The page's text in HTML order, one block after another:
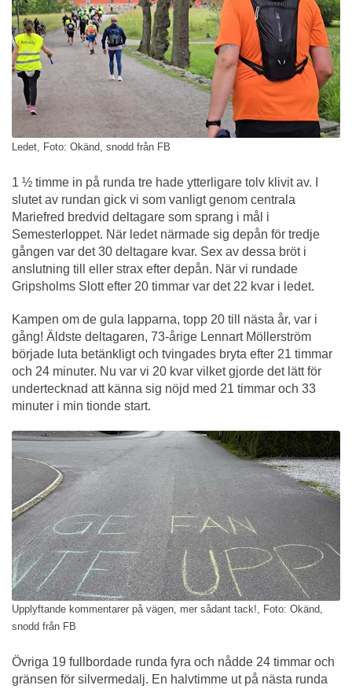
Ledet, Foto: Okänd, snodd från FB
1 ½ timme in på runda tre hade ytterligare tolv klivit av. I
slutet av rundan gick vi som vanligt genom centrala
Mariefred bredvid deltagare som sprang i mål i
Semesterloppet. När ledet närmade sig depån för tredje
gången var det 30 deltagare kvar. Sex av dessa bröt i
anslutning till eller strax efter depån. När vi rundade
Gripsholms Slott efter 20 timmar var det 22 kvar i ledet.
Kampen om de gula lapparna, topp 20 till nästa år, var i
gång! Äldste deltagaren, 73-årige Lennart Möllerström
började luta betänkligt och tvingades bryta efter 21 timmar
och 24 minuter. Nu var vi 20 kvar vilket gjorde det lätt för
undertecknad att känna sig nöjd med 21 timmar och 33
minuter i min tionde start.
Upplyftande kommentarer på vägen, mer sådant tack!, Foto: Okänd,
snodd från FB
Övriga 19 fullbordade runda fyra och nådde 24 timmar och
gränsen för silvermedalj. En halvtimme ut på nästa runda